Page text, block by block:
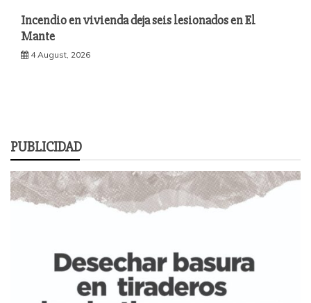
Incendio en vivienda deja seis lesionados en El
Mante
4 August, 2026
PUBLICIDAD